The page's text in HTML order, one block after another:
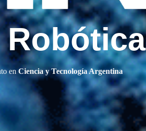
Robótica
enCiencia y Tecnología Argentina